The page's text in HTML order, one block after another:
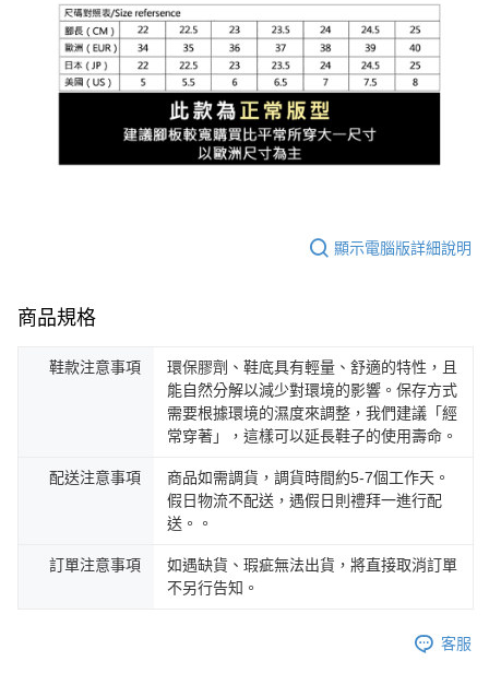
顯示電腦版詳細說明
商品規格
鞋款注意事項
環保膠劑、鞋底具有輕量、舒適的特性，且
能自然分解以減少對環境的影響。保存方式
需要根據環境的濕度來調整，我們建議「經
常穿著」，這樣可以延長鞋子的使用壽命。
配送注意事項
商品如需調貨，調貨時間約5-7個工作天。
假日物流不配送，遇假日則禮拜一進行配
送。。
訂單注意事項
如遇缺貨、瑕疵無法出貨，將直接取消訂單
不另行告知。
客服